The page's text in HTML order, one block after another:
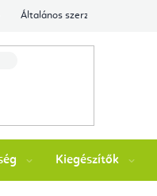
Általános szerződési feltételek
Kiegészítők